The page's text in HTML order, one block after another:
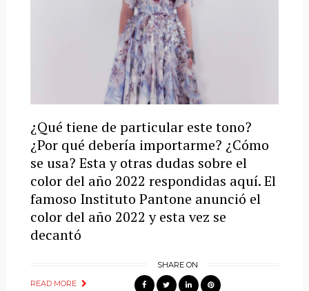
¿Qué tiene de particular este tono?
¿Por qué debería importarme? ¿Cómo
se usa? Esta y otras dudas sobre el
color del año 2022 respondidas aquí. El
famoso Instituto Pantone anunció el
color del año 2022 y esta vez se
decantó
READ MORE
SHARE ON